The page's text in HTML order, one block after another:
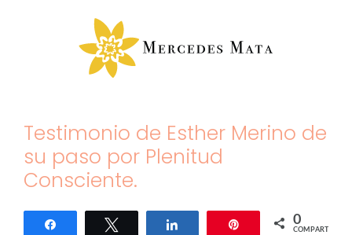
Testimonio de Esther Merino de
su paso por Plenitud
Consciente.
Compartir Twittear Compartir 0
COMPARTIR